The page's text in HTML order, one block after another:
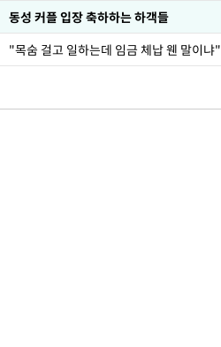
동성 커플 입장 축하하는 하객들
"목숨 걸고 일하는데 임금 체납 웬 말이냐"